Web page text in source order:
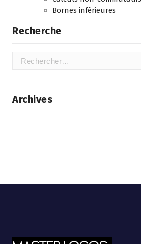
Bornes inférieures
Recherche
Rechercher :
Archives